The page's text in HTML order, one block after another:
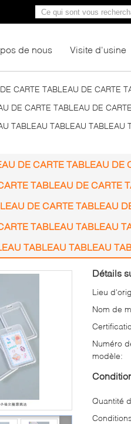
de nous Visite d'usine
CARTE TABLEAU DE CARTE
DE CARTE TABLEAU DE
TABLEAU TABLEAU TABLEAU
DE CARTE TABLEAU DE
TABLEAU DE CARTE
DE CARTE TABLEAU
TABLEAU TABLEAU
TABLEAU TABLEAU
Détails
Lieu
Nom de
Numéro
modèle:
Quantité